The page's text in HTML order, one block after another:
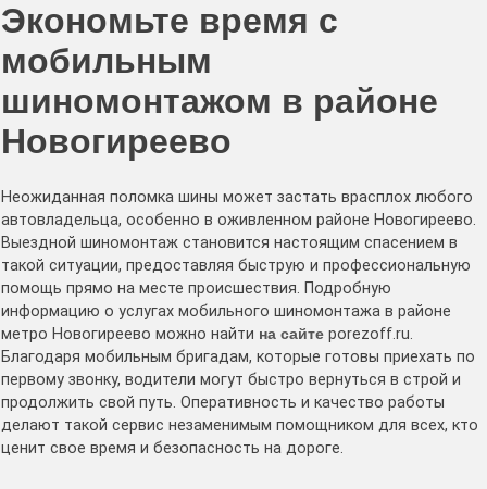
Экономьте время с
мобильным
шиномонтажом в районе
Новогиреево
Неожиданная поломка шины может застать врасплох любого
автовладельца, особенно в оживленном районе Новогиреево.
Выездной шиномонтаж становится настоящим спасением в
такой ситуации, предоставляя быструю и профессиональную
помощь прямо на месте происшествия. Подробную
информацию о услугах мобильного шиномонтажа в районе
метро Новогиреево можно найти на сайте porezoff.ru.
Благодаря мобильным бригадам, которые готовы приехать по
первому звонку, водители могут быстро вернуться в строй и
продолжить свой путь. Оперативность и качество работы
делают такой сервис незаменимым помощником для всех, кто
ценит свое время и безопасность на дороге.